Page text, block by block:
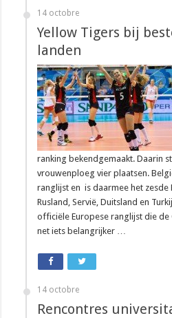
14 octobre
Yellow Tigers bij
landen
ranking bekendgemaakt. Daarin
vrouwenploeg vier plaatsen.
ranglijst en is daarmee het zesde
Rusland, Servië, Duitsland en
officiële Europese ranglijst die de
net iets belangrijker …
14 octobre
Rencontres